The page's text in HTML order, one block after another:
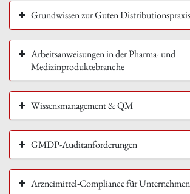
Grundwissen zur Guten
Arbeitsanweisungen in der Pharma- und
Medizinproduktebranche
Wissensmanagement & QM
GMDP-Auditanforderungen
Arzneimittel-Compliance für Unternehmen